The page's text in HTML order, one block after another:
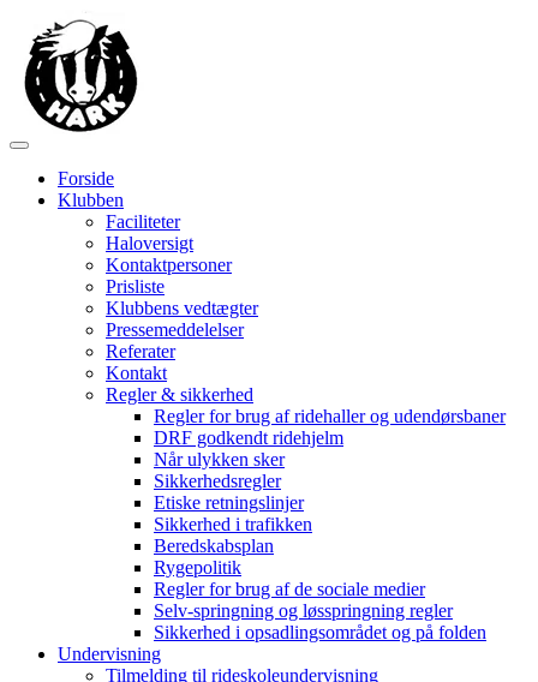
Forside
Klubben
Faciliteter
Haloversigt
Kontaktpersoner
Prisliste
Klubbens vedtægter
Pressemeddelelser
Referater
Kontakt
Regler & sikkerhed
Regler for brug af ridehaller og udendørsbaner
DRF godkendt ridehjelm
Når ulykken sker
Sikkerhedsregler
Etiske retningslinjer
Sikkerhed i trafikken
Beredskabsplan
Rygepolitik
Regler for brug af de sociale medier
Selv-springning og løsspringning regler
Sikkerhed i opsadlingsområdet og på folden
Undervisning
Tilmelding til rideskoleundervisning